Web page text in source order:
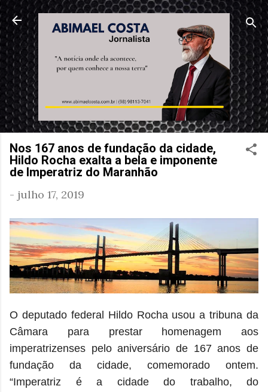
Pular para o conteúdo principal
Nos 167 anos de fundação da cidade,
Hildo Rocha exalta a bela e imponente
de Imperatriz do Maranhão
- julho 17, 2019
O deputado federal Hildo Rocha usou a tribuna da
Câmara para prestar homenagem aos
imperatrizenses pelo aniversário de 167 anos de
fundação da cidade, comemorado ontem.
“Imperatriz é a cidade do trabalho, do